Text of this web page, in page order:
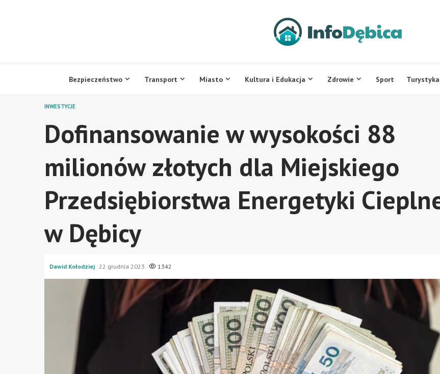
Bezpieczeństwo Transport Miasto Kultura i Edukacja Zdrowie Sport Turystyka
INWESTYCJE
Dofinansowanie w wysokości 88
milionów złotych dla Miejskiego
Przedsiębiorstwa Energetyki
w Dębicy
Dawid Kołodziej 22 grudnia 2023 1342